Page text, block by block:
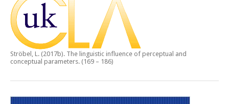
Ströbel, L. (2017b). The linguistic influence of perceptual and
conceptual parameters. (169 – 186)